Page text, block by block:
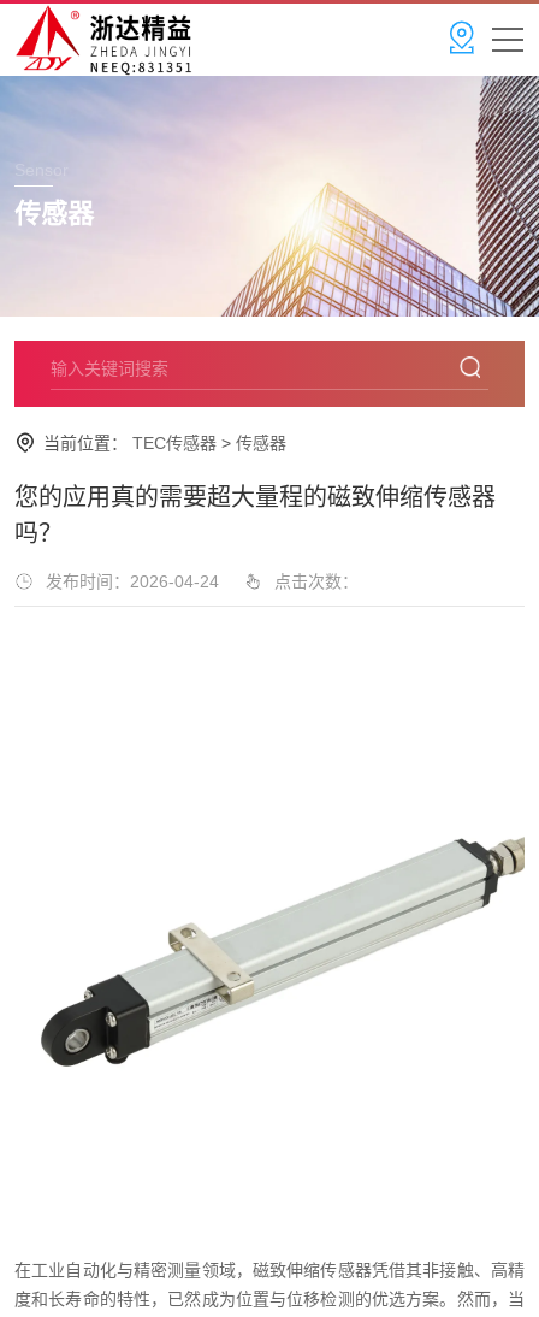
Sensor
传感器
当前位置： TEC传感器 > 传感器
您的应用真的需要超大量程的磁致伸缩传感器
吗？
发布时间：2026-04-24 点击次数：
在工业自动化与精密测量领域，磁致伸缩传感器凭借其非接触、高精
度和长寿命的特性，已然成为位置与位移检测的优选方案。然而，当